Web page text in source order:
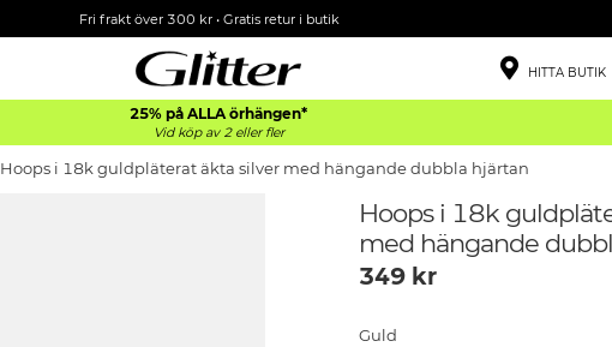
Fri frakt över 300 kr• Gratis retur i butik
HITTA BUTIK
25% på ALLA örhängen*
Vid köp av 2 eller fler
Hoops i 18k guldpläterat äkta silver med hängande dubbla hjärtan
Hoops i 18k
med hängande
349kr
Guld